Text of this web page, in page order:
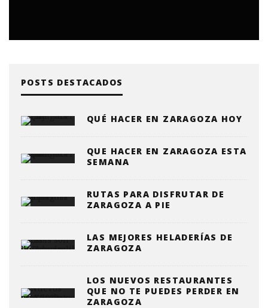
POSTS DESTACADOS
QUÉ HACER EN ZARAGOZA HOY
QUE HACER EN ZARAGOZA ESTA
SEMANA
RUTAS PARA DISFRUTAR DE
ZARAGOZA A PIE
LAS MEJORES HELADERÍAS DE
ZARAGOZA
LOS NUEVOS RESTAURANTES
QUE NO TE PUEDES PERDER EN
ZARAGOZA